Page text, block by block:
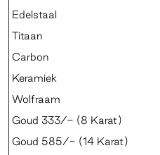
Edelstaal
Titaan
Carbon
Keramiek
Wolfraam
Goud 333/- (8 Karat)
Goud 585/- (14 Karat)